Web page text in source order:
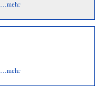
…mehr
…mehr